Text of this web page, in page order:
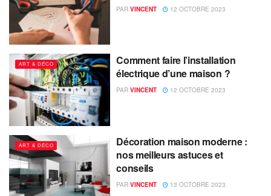
PAR VINCENT 12 OCTOBRE 2023
ART & DÉCO
Comment faire l’installation
électrique d’une maison ?
PAR VINCENT 12 OCTOBRE 2023
ART & DÉCO
Décoration maison moderne :
nos meilleurs astuces et
conseils
PAR VINCENT 13 OCTOBRE 2023